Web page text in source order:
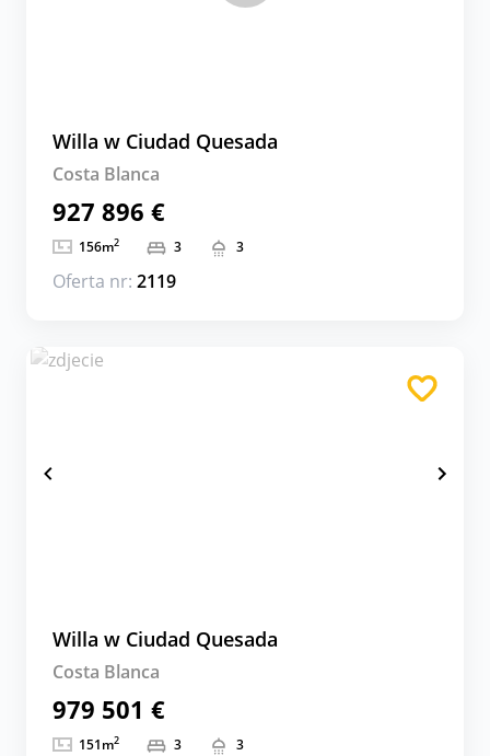
Willa w Ciudad Quesada
Costa Blanca
927 896 €
156m2 3 3
Oferta nr: 2119
Willa w Ciudad Quesada
Costa Blanca
979 501 €
151m2 3 3